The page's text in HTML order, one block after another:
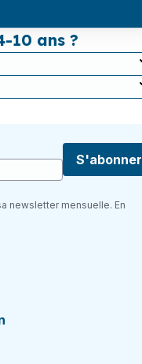
10 ans ?
S'abonner
newsletter mensuelle. En